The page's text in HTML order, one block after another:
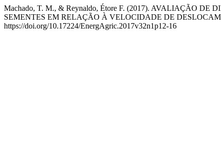
Machado, T. M., & Reynaldo, Étore F. (2017). AVALIAÇÃO DE
SEMENTES EM RELAÇÃO À VELOCIDADE DE
https://doi.org/10.17224/EnergAgric.2017v32n1p12-16